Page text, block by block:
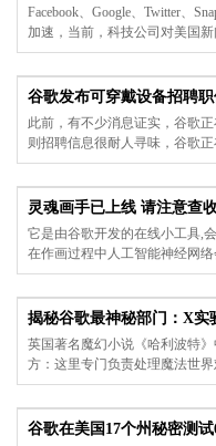
Facebook、Google、Twitter、
加速，当前，科技公司对美国
媒体的转型时期。
谷歌发布可穿戴设备招聘
此前，有不少消息证实，谷歌
则招聘信息很耐人寻味，谷歌
灵魂画手已上线 请注意查
它是由谷歌开发的在线小工具,
在作画过程中人工智能神经网
游戏时间结束。 每个图像的挑
绵羊、饼干等，难度不一。
英国著名魔幻小说《哈利波特
方：这里专门负责处理魔法世
里面的人具体在干什么。
到神秘事务司必须通过升降梯
素的黑门；打开这扇纯黑色门
谷歌在美国17个州秘密测